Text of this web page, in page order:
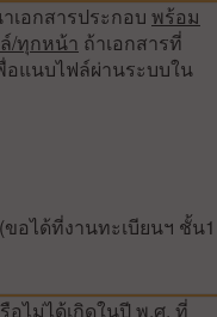
เอกสารประกอบ พร้อม
/ทุกหน้า ถ้าเอกสารที่
แนบไฟล์ผ่านระบบใน
อได้ที่งานทะเบียนฯ ชั้น1
อไม่ได้เกิดในปี พ.ศ. ที่